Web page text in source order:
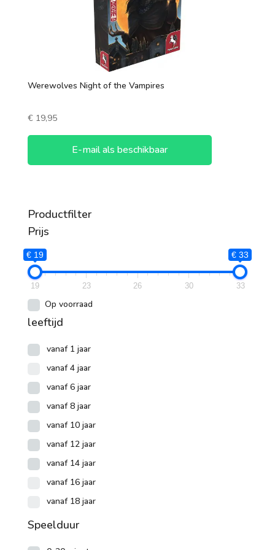
1 speler
2 spelers
6 spelers
Werewolves Night of the Vampires
€19,95
E-mail als beschikbaar
Productfilter
Prijs
€ 19 € 33
19 23 26 30 33
Op voorraad
leeftijd
vanaf 1 jaar
vanaf 4 jaar
vanaf 6 jaar
vanaf 8 jaar
vanaf 10 jaar
vanaf 12 jaar
vanaf 14 jaar
vanaf 16 jaar
vanaf 18 jaar
Speelduur